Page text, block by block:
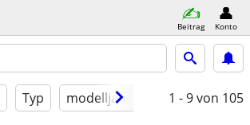
Beitrag Konto
Typ modelljahr Bedingung
1 - 9von 105